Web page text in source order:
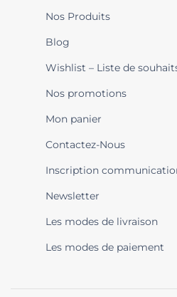
Nos Produits
Blog
Wishlist – Liste de
Nos promotions
Mon panier
Contactez-Nous
Inscription
Newsletter
Les modes de livraison
Les modes de paiement